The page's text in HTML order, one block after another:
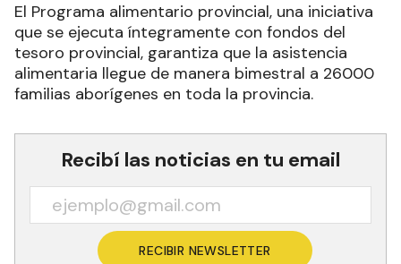
El Programa alimentario provincial, una iniciativa
que se ejecuta íntegramente con fondos del
tesoro provincial, garantiza que la asistencia
alimentaria llegue de manera bimestral a 26000
familias aborígenes en toda la provincia.
Recibí las noticias en tu email
RECIBIR NEWSLETTER